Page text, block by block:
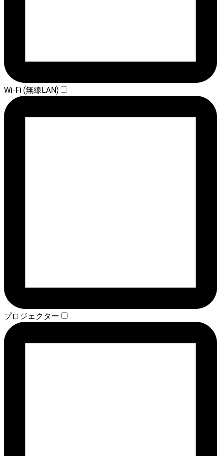
Wi-Fi (無線LAN)
プロジェクター